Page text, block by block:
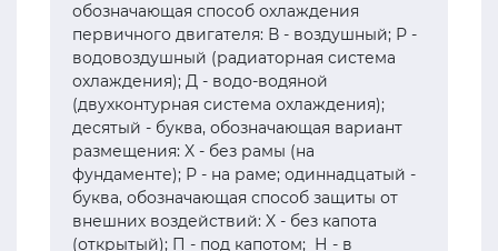
обозначающая способ охлаждения
первичного двигателя: В - воздушный; Р -
водовоздушный (радиаторная система
охлаждения); Д - водо-водяной
(двухконтурная система охлаждения);
десятый - буква, обозначающая вариант
размещения: X - без рамы (на
фундаменте); Р - на раме; одиннадцатый -
буква, обозначающая способ защиты от
внешних воздействий: X - без капота
(открытый); П - под капотом; Н - в